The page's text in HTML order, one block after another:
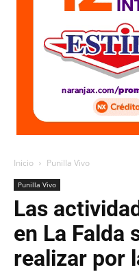
Inicio Punilla Vivo
Punilla Vivo
Las
en La Falda
realizar por